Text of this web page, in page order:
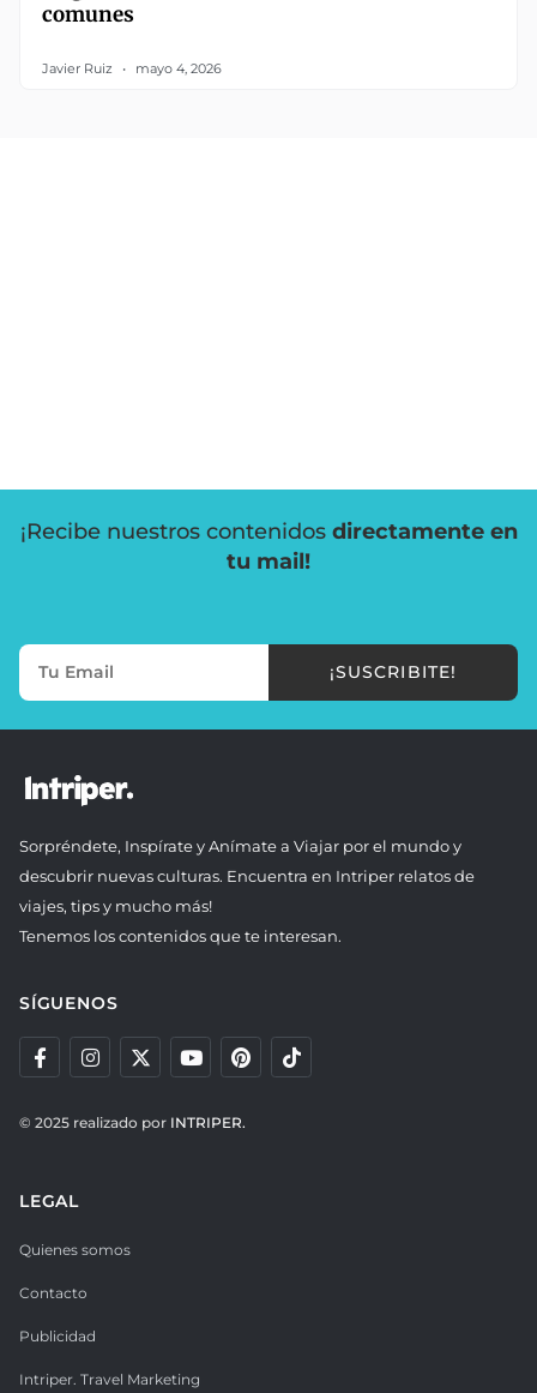
comunes
Javier Ruiz mayo 4, 2026
¡Recibe nuestros contenidos directamente en
tu mail!
¡SUSCRIBITE!
Sorpréndete, Inspírate y Anímate a Viajar por el mundo y
descubrir nuevas culturas. Encuentra en Intriper relatos de
viajes, tips y mucho más!
Tenemos los contenidos que te interesan.
SÍGUENOS
© 2025 realizado por INTRIPER.
LEGAL
Quienes somos
Contacto
Publicidad
Intriper. Travel Marketing